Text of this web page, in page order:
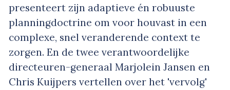
presenteert zijn adaptieve én robuuste
planningdoctrine om voor houvast in een
complexe, snel veranderende context te
zorgen. En de twee verantwoordelijke
directeuren-generaal Marjolein Jansen en
Chris Kuijpers vertellen over het 'vervolg'